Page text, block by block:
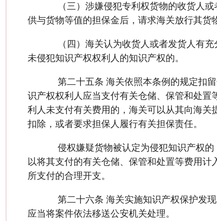
（三）涉嫌侵犯专利权货物的收货人或
供与货物等值的担保金后，请求海关放行其货
（四）海关认为收货人或者发货人有充
未侵犯知识产权权利人的知识产权的。
第二十五条 海关依照本条例的规定扣留
识产权权利人应当支付有关仓储、保管和处置
利人未支付有关费用的，海关可以从其向海关
扣除，或者要求担保人履行有关担保责任。
侵权嫌疑货物被认定为侵犯知识产权的
以将其支付的有关仓储、保管和处置等费用计
所支付的合理开支。
第二十六条 海关实施知识产权保护发现
应当将案件依法移送公安机关处理。